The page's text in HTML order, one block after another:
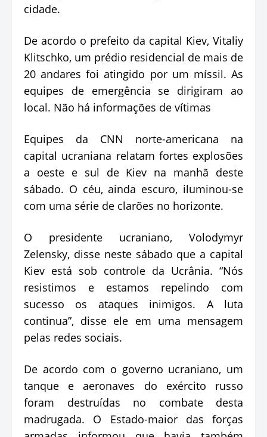
cidade.
De acordo o prefeito da capital Kiev, Vitaliy
Klitschko, um prédio residencial de mais de
20 andares foi atingido por um míssil. As
equipes de emergência se dirigiram ao
local. Não há informações de vítimas
Equipes da CNN norte-americana na
capital ucraniana relatam fortes explosões
a oeste e sul de Kiev na manhã deste
sábado. O céu, ainda escuro, iluminou-se
com uma série de clarões no horizonte.
O presidente ucraniano, Volodymyr
Zelensky, disse neste sábado que a capital
Kiev está sob controle da Ucrânia. “Nós
resistimos e estamos repelindo com
sucesso os ataques inimigos. A luta
continua”, disse ele em uma mensagem
pelas redes sociais.
De acordo com o governo ucraniano, um
tanque e aeronaves do exército russo
foram destruídas no combate desta
madrugada. O Estado-maior das forças